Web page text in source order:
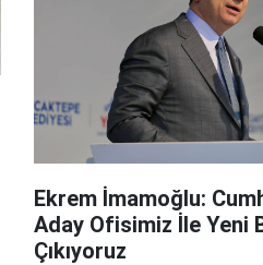
Ekrem İmamoğlu:
Aday Ofisimiz İle Yeni
Çıkıyoruz